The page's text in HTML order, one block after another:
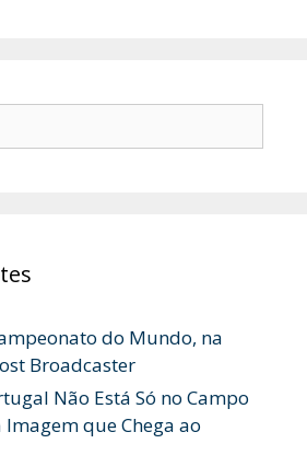
do Mundo, na
Broadcaster
Não Está Só no Campo
que Chega ao